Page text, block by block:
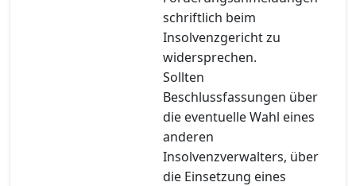
schriftlich beim
Insolvenzgericht zu
widersprechen.
Sollten
Beschlussfassungen über
die eventuelle Wahl eines
anderen
Insolvenzverwalters, über
die Einsetzung eines